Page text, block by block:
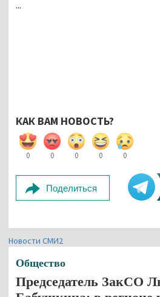
...
КАК ВАМ НОВОСТЬ?
0 0 0 0 0
Поделиться
Новости СМИ2
Общество
Председатель ЗакСО